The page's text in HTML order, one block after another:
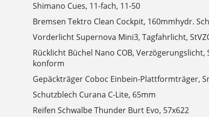
Shimano Cues, 11-fach, 11-50
Bremsen Tektro Clean Cockpit, 160mmhydr.
Vorderlicht Supernova Mini3, Tagfahrlicht,
Rücklicht Büchel Nano COB,
konform
Gepäckträger Coboc Einbein-Plattformträger,
Schutzblech Curana C-Lite, 65mm
Reifen Schwalbe Thunder Burt Evo, 57x622